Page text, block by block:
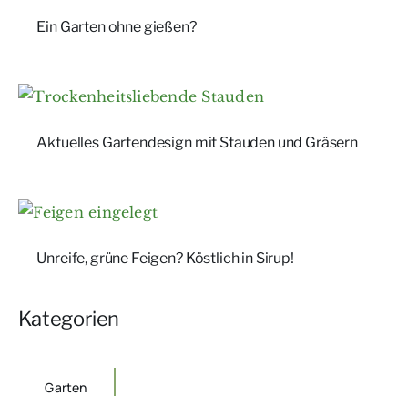
Ein Garten ohne gießen?
Aktuelles Gartendesign mit Stauden und Gräsern
Unreife, grüne Feigen? Köstlich in Sirup!
Kategorien
Garten